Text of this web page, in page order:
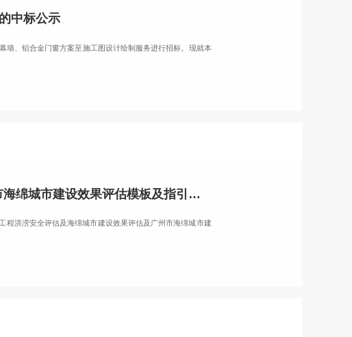
中标公示
墙、铝合金门窗方案至施工图设计绘制服务进行招标。现就本
华南理工大学广州国际校区二期工程洪涝安全评估及海绵城市建设效果评估及广州市海绵城市建设效果评估模板及指引技术服务–中标公示
程洪涝安全评估及海绵城市建设效果评估及广州市海绵城市建